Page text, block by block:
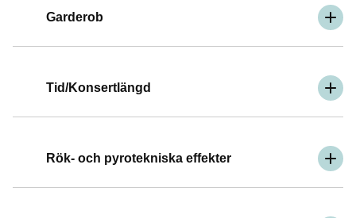
Garderob
Tid/Konsertlängd
Rök- och pyrotekniska effekter